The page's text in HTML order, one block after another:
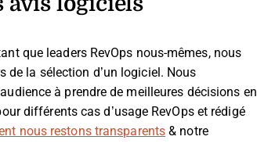
que leaders RevOps nous-mêmes, nous
la sélection d’un logiciel. Nous
à prendre de meilleures décisions en
différents cas d’usage RevOps et rédigé
nous restons transparents & notre